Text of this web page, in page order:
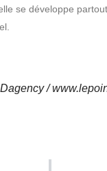
se développe
/